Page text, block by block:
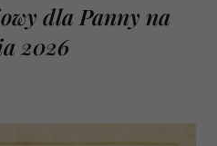
dla Panny na
2026